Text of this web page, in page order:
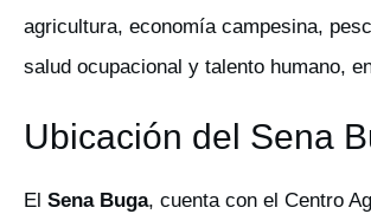
agricultura, economía campesina,
salud ocupacional y talento humano,
Ubicación del Sena
El Sena Buga, cuenta con el Centro